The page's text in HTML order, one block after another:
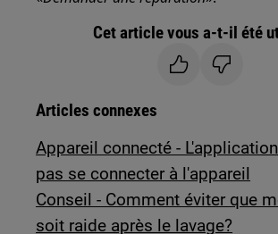
Cet article vous a-t-il été
Articles connexes
Appareil connecté -
pas se connecter à l'appareil
Conseil - Comment éviter que
soit raide après le lavage?